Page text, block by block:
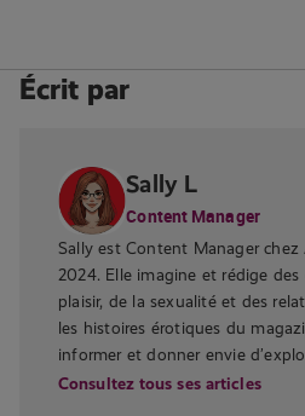
Écrit par
Sally L
Content Manager
Sally est Content Manager chez
2024. Elle imagine et rédige
plaisir, de la sexualité et des
les histoires érotiques du
informer et donner envie
Consultez tous ses articles